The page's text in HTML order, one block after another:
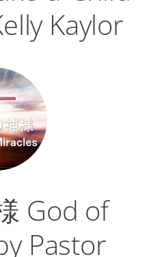
Kaylor
God of
Pastor